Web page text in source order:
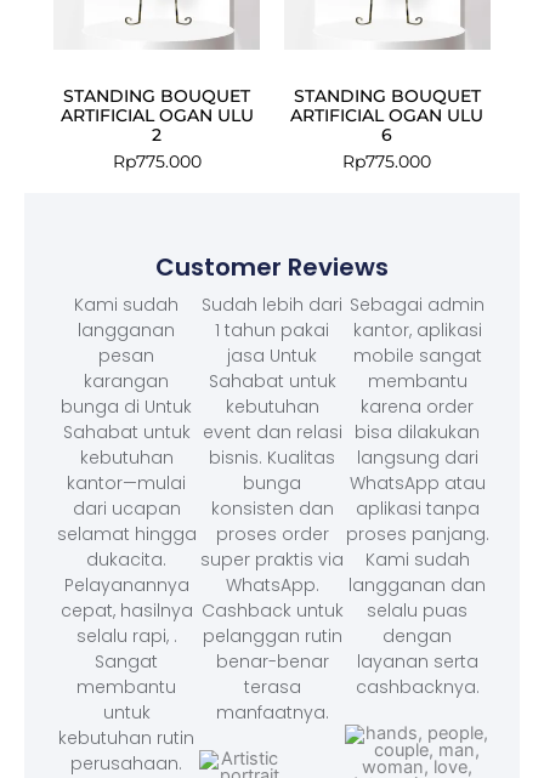
STANDING BOUQUET
ARTIFICIAL OGAN ULU
2
Rp775.000
STANDING BOUQUET
ARTIFICIAL OGAN ULU
6
Rp775.000
Customer Reviews
Kami sudah
langganan
pesan
karangan
bunga di Untuk
Sahabat untuk
kebutuhan
kantor—mulai
dari ucapan
selamat hingga
dukacita.
Pelayanannya
cepat, hasilnya
selalu rapi, .
Sangat
membantu
untuk
kebutuhan rutin
perusahaan.
Sudah lebih dari
1 tahun pakai
jasa Untuk
Sahabat untuk
kebutuhan
event dan relasi
bisnis. Kualitas
bunga
konsisten dan
proses order
super praktis via
WhatsApp.
Cashback untuk
pelanggan rutin
benar-benar
terasa
manfaatnya.
Sebagai admin
kantor, aplikasi
mobile sangat
membantu
karena order
bisa dilakukan
langsung dari
WhatsApp atau
aplikasi tanpa
proses panjang.
Kami sudah
langganan dan
selalu puas
dengan
layanan serta
cashbacknya.